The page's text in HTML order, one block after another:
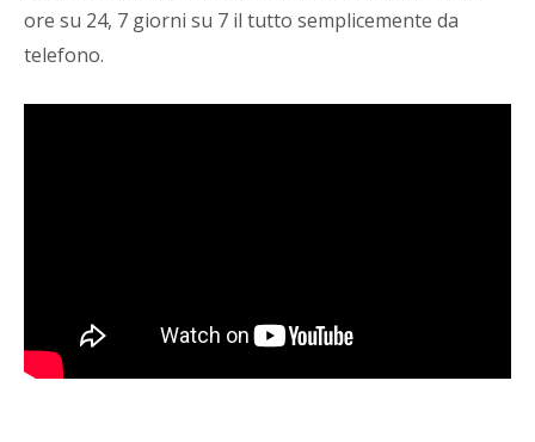
ore su 24, 7 giorni su 7 il tutto semplicemente da
telefono.